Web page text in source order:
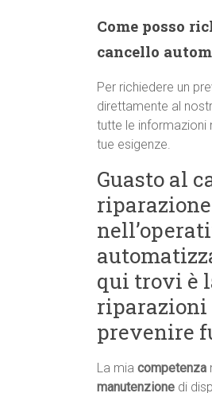
Come posso
cancello
Per richiedere un
direttamente al
tutte le informazioni
tue esigenze.
Guasto al
qui trovi è
riparazioni
prevenire
La mia competenza
manutenzione di